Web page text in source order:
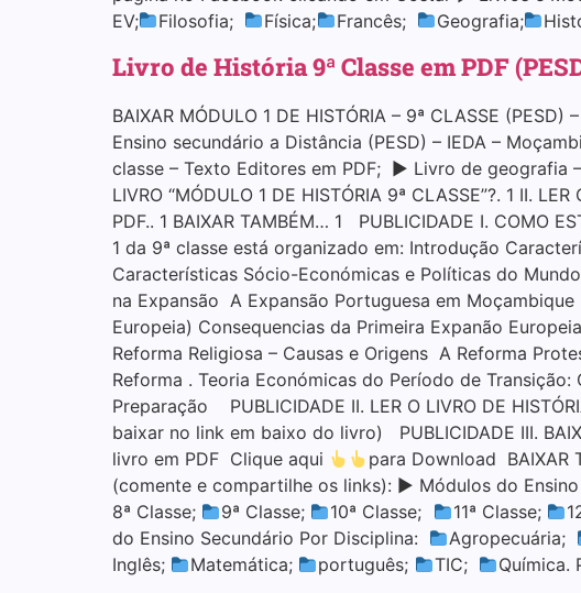
EV;
Filosofia; Física; Francês; Geografia;
Livro de História 9ª Classe em PDF
BAIXAR MÓDULO 1 DE HISTÓRIA – 9ª CLASSE
Ensino secundário a Distância (PESD) – IEDA –
classe – Texto Editores em PDF; ▶ Livro de geografia
LIVRO “MÓDULO 1 DE HISTÓRIA 9ª CLASSE”?. 1 II.
PDF.. 1 BAIXAR TAMBÉM… 1 PUBLICIDADE I. COMO
1 da 9ª classe está organizado em: Introdução
Características Sócio-Económicas e Políticas do
na Expansão A Expansão Portuguesa em
Europeia) Consequencias da Primeira Expanão
Reforma Religiosa – Causas e Origens A Reforma
Reforma . Teoria Económicas do Período de
Preparação PUBLICIDADE II. LER O LIVRO DE
baixar no link em baixo do livro) PUBLICIDADE III.
livro em PDF Clique aqui
para Download BAIXAR
(comente e compartilhe os links): ▶ Módulos do
8ª Classe;
9ª Classe; 10ª Classe; 11ª Classe;
do Ensino Secundário Por Disciplina:
Agropecuária;
Inglês;
Matemática; português; TIC; Química.